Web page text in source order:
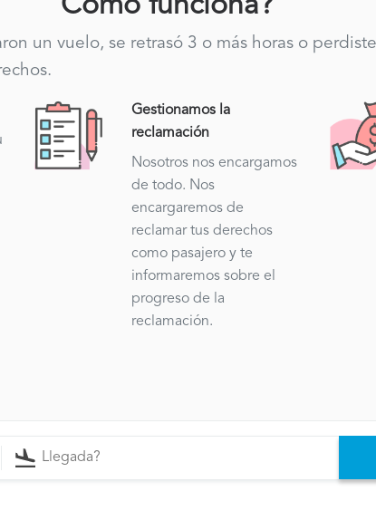
Como funciona?
un vuelo, se retrasó 3 o más horas o
Gestionamos la
reclamación
Nosotros nos encargamos
de todo. Nos
encargaremos de
reclamar tus derechos
como pasajero y te
informaremos sobre el
progreso de la
reclamación.